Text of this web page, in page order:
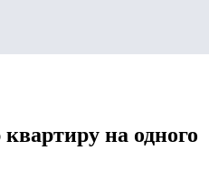
на одного